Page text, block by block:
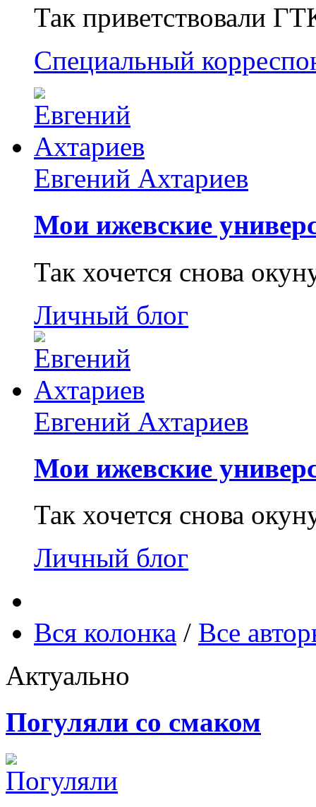
Так приветствовали
Специальный
Евгений Ахтариев
Мои ижевские
Так хочется снова
Личный блог
Евгений Ахтариев
Мои ижевские
Так хочется снова
Личный блог
Вся колонка / Все
Актуально
Погуляли со смаком